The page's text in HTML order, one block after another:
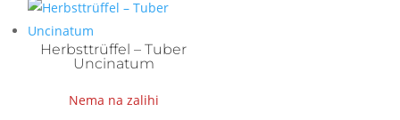
90,00 €
Herbsttrüffel – Tuber
Uncinatum
Nema na zalihi